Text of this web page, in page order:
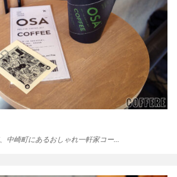
中崎町にあるおしゃれ一軒家コー…